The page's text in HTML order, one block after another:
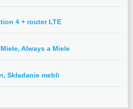
4 + router LTE
Always a Miele
Składanie mebli